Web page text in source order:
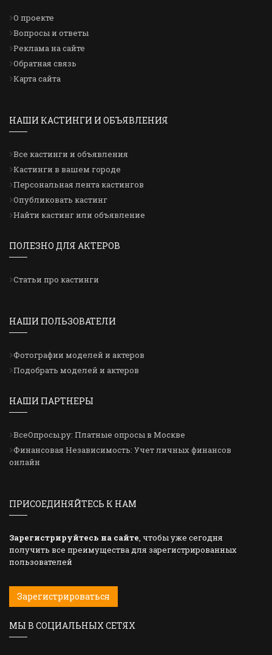
О проекте
Вопросы и ответы
Реклама на сайте
Обратная связь
Карта сайта
НАШИ КАСТИНГИ И ОБЪЯВЛЕНИЯ
Все кастинги и объявления
Кастинги в вашем городе
Персональная лента кастингов
Опубликовать кастинг
Найти кастинг или объявление
ПОЛЕЗНО ДЛЯ АКТЕРОВ
Статьи про кастинги
НАШИ ПОЛЬЗОВАТЕЛИ
Фотографии моделей и актеров
Подобрать моделей и актеров
НАШИ ПАРТНЕРЫ
ВсеОпросы.ру: Платные опросы в Москве
Финансовая Независимость: Учет личных финансов
онлайн
ПРИСОЕДИНЯЙТЕСЬ К НАМ
Зарегистрируйтесь на сайте, чтобы уже сегодня
получить все преимущества для зарегистрированных
пользователей
Зарегистрироваться
МЫ В СОЦИАЛЬНЫХ СЕТЯХ